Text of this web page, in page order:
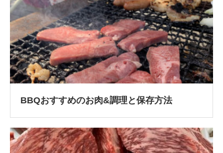
BBQおすすめのお肉&調理と保存方法